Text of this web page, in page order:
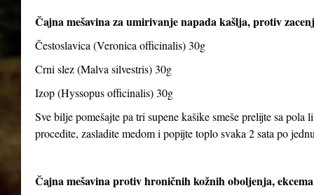
Čajna mešavina za umirivanje napada kašlja, protiv
Čestoslavica (Veronica officinalis) 30g
Crni slez (Malva silvestris) 30g
Izop (Hyssopus officinalis) 30g
Sve bilje pomešajte pa tri supene kašike smeše prelijte sa
procedite, zasladite medom i popijte toplo svaka 2 sata po
Čajna mešavina protiv hroničnih kožnih oboljenja,